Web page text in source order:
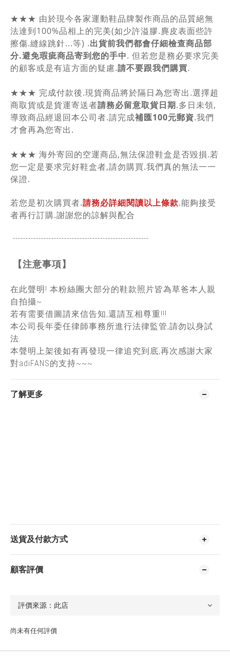
★★★ 由於現今各家運動鞋品牌製作商品的品質絕無
法達到100%品相上的完美(如少許溢膠.麂皮表面些許
擦傷.縫線跳針...等) .出貨前我們都會仔細檢查商品部
分.避免瑕疵商品寄到您的手中. 但若您是務必要求完美
的顧客或是有這方面的疑慮.請不要跟我們購買.
★★★ 完成付款後.現貨商品將於隔日為您寄出.選擇超
商取貨或是貨運寄送者請務必留意取貨日期.多日未領,
導致商品經退回本公司者.請完成補匯100元郵資.我們
才會再為您寄出.
★★★ 海外寄回的空運商品,無法保證鞋盒是否毀損.若
您一定是要求完好鞋盒者,請勿購買.我們真的無法一一
保證.
若您是初次購買者.請務必詳細閱讀以上條款.能夠接受
者再行訂購.謝謝您的諒解與配合
-----------------------------------------------------
【注意事項】
在此聲明! 本粉絲團大部分的鞋款照片皆為草爸本人親
自拍攝~
若有需要借圖請來信告知,還請互相尊重!!!
本公司長年委任律師事務所進行法律監管,請勿以身試
法.
本聲明上架後如有再發現一律追究到底,再次感謝大家
對adiFANS的支持~~~
了解更多
送貨及付款方式
顧客評價
尚未有任何評價